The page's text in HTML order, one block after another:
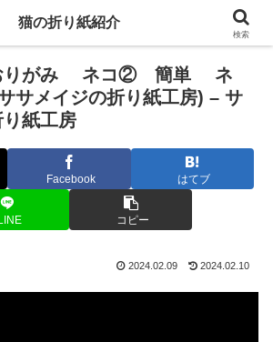
おりがみ ネコ② 簡単 ネ
メイジの折り紙工房) – サ
紙工房
Facebook はてブ
コピー
2024.02.09 2024.02.10
猫の折り紙紹介
検索